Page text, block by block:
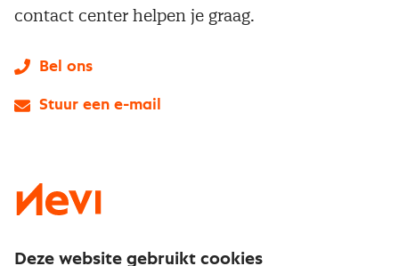
contact center helpen je graag.
Bel ons
Stuur een e-mail
Deze website gebruikt cookies